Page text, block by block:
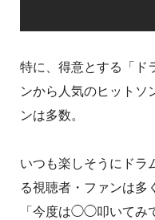
特に、得意とする「ド
ンから人気のヒットソ
ンは多数。
いつも楽しそうにドラ
る視聴者・ファンは多
「今度は◯◯叩いてみ